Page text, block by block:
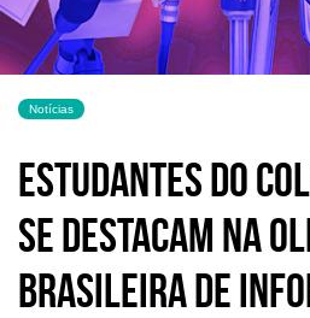
Notícias
Estudantes do
se destacam na
Brasileira de